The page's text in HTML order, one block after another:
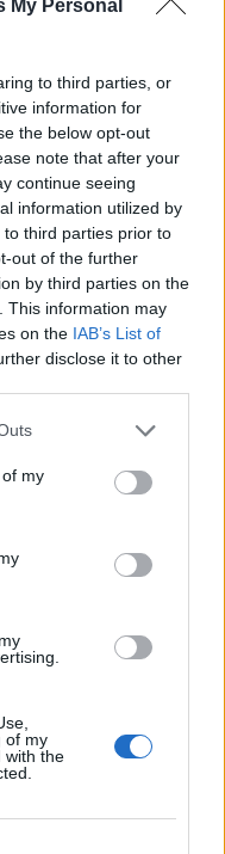
My Personal
to third parties, or
information for
the below opt-out
note that after your
continue seeing
information utilized by
third parties prior to
out of the further
by third parties on the
This information may
on the IAB’s List of
disclose it to other
my
of my
with the
Mantra
3 - 7%
5 - 13%
0 - 0%
0 - 0%
30 - 78
Scarica